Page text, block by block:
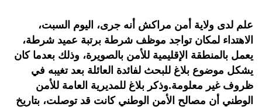
علم لدى ولاية أمن مراكش أنه جرى، اليوم السبت،
الاهتداء لمكان تواجد موظف شرطة برتبة عميد شرطة،
يعمل بالمنطقة الإقليمية للأمن بالصويرة، وذلك بعدما كان
يشكل موضوع بلاغ للبحث لفائدة العائلة بعد تغيبه في
ظروف غير معلومة.وذكر بلاغ للمديرية العامة للأمن
الوطني أن مصالح الأمن الوطني كانت قد توصلت، بتاريخ